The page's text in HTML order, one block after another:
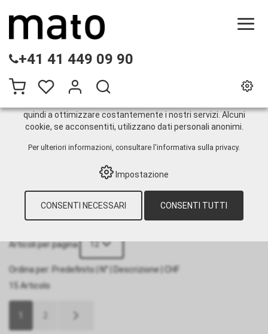
+41 41 449 09 90
ecoFill-standard
TECNOLOGIA DI
LUBRIFICAZIONE › GRASSO ›
APPARECCHIATURE DI RIEMPIMENTO ›
Articoli per pagina 12
Ordina per: Predefinito N° Descrizione
CHF
15 Articolo
QUESTO SITO WEB UTILIZZA I COOKIE
Sul nostro sito web utilizziamo diversi cookie: alcuni sono
necessari per il corretto funzionamento del sito, altri
consentono di utilizzare più funzionalità, altri ancora ci
quindi a ottimizzare costantemente i nostri servizi. Alcuni
cookie, se acconsentiti, utilizzano dati personali anonimi.
Per ulteriori informazioni, consultare l'informativa sulla privacy.
Impostazione
CONSENTI NECESSARI CONSENTI TUTTI